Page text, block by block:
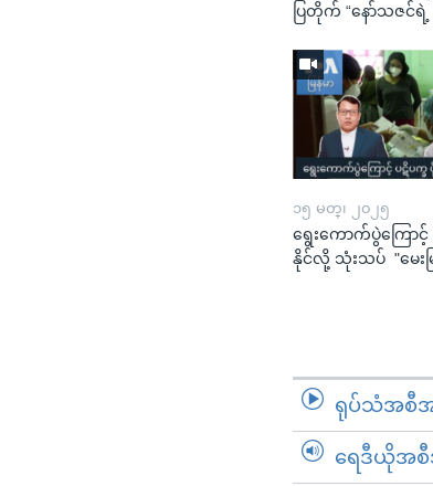
ပြတိုက် “နော်သဇင်ရဲ့
၁၅ မတ္၊ ၂၀၂၅
ရွေးကောက်ပွဲကြောင့်
နိုင်လို့ သုံးသပ် "မေးမြ
ရုပ်သံအစီအ
ရေဒီယိုအစီ